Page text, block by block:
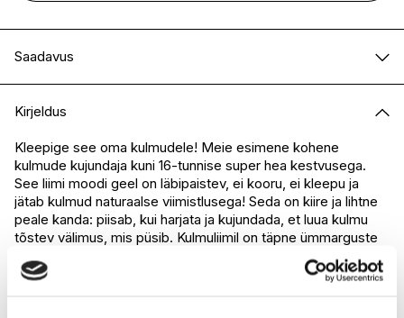
Saadavus
I.L.U. Kristiine
I.L.U. Ülemiste
Saadaval
I.L.U. Rocca
Saadaval
I.L.U. Lõunakeskus
Saadaval
I.L.U. Pärnu
Saadaval
Kirjeldus
Kleepige see oma kulmudele! Meie esimene kohene
kulmude kujundaja kuni 16-tunnise super hea kestvusega.
See liimi moodi geel on läbipaistev, ei kooru, ei kleepu ja
jätab kulmud naturaalse viimistlusega! Seda on kiire ja lihtne
peale kanda: piisab, kui harjata ja kujundada, et luua kulmu
tõstev välimus, mis püsib. Kulmuliimil on täpne ümmarguste
harjastega pintsel, mis hõlbustab igasuguse kulmu kuju
kujundamist.